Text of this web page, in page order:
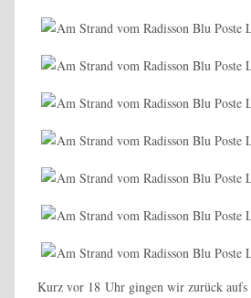
Kurz vor 18 Uhr gingen wir zurück aufs